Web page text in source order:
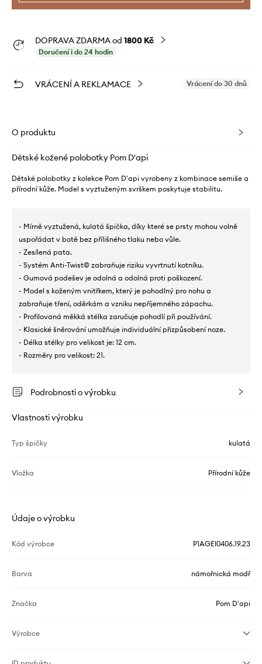
DOPRAVA ZDARMA od 1800 Kč
Doručení i do 24 hodin
VRÁCENÍ A REKLAMACE Vrácení do 30 dnů
O produktu
Dětské kožené polobotky Pom D'api
Dětské polobotky z kolekce Pom D'api vyrobeny z kombinace semiše a
přírodní kůže. Model s vyztuženým svrškem poskytuje stabilitu.
- Mírně vyztužená, kulatá špička, díky které se prsty mohou volně
uspořádat v botě bez přílišného tlaku nebo vůle.
- Zesílená pata.
- Systém Anti-Twist© zabraňuje riziku vyvrtnutí kotníku.
- Gumová podešev je odolná a odolná proti poškození.
- Model s koženým vnitřkem, který je pohodlný pro nohu a
zabraňuje tření, oděrkám a vzniku nepříjemného zápachu.
- Profilovaná měkká stélka zaručuje pohodlí při používání.
- Klasické šněrování umožňuje individuální přizpůsobení noze.
- Délka stélky pro velikost je: 12 cm.
- Rozměry pro velikost: 21.
Podrobnosti o výrobku
Vlastnosti výrobku
Typ špičky kulatá
Vložka Přírodní kůže
Údaje o výrobku
Kód výrobce P1AGEI0406.19.23
Barva námořnická modř
Značka Pom D'api
Výrobce